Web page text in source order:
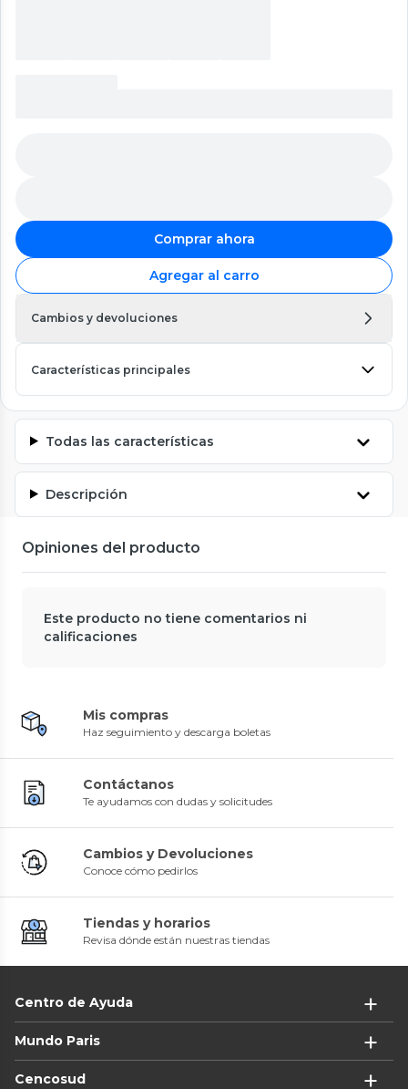
Comprar ahora
Agregar al carro
Cambios y devoluciones
Características principales
Todas las características
Descripción
Opiniones del producto
Este producto no tiene comentarios ni
calificaciones
Mis compras
Haz seguimiento y descarga boletas
Contáctanos
Te ayudamos con dudas y solicitudes
Cambios y Devoluciones
Conoce cómo pedirlos
Tiendas y horarios
Revisa dónde están nuestras tiendas
Centro de Ayuda
Mundo Paris
Cencosud